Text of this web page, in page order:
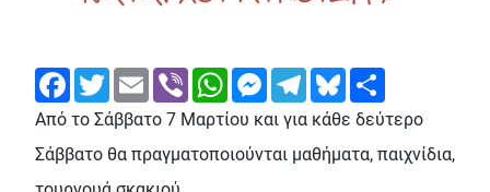
FacebookTwitterEmail Viber WhatsAppMessengerTelegramBluesky
Από το Σάββατο 7 Μαρτίου και για κάθε δεύτερο
Σάββατο θα πραγματοποιούνται μαθήματα, παιχνίδια,